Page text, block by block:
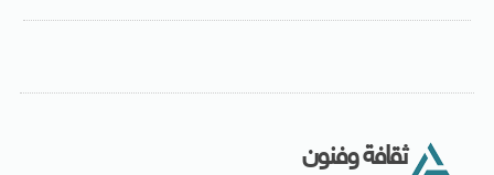
ثقافة وفنون